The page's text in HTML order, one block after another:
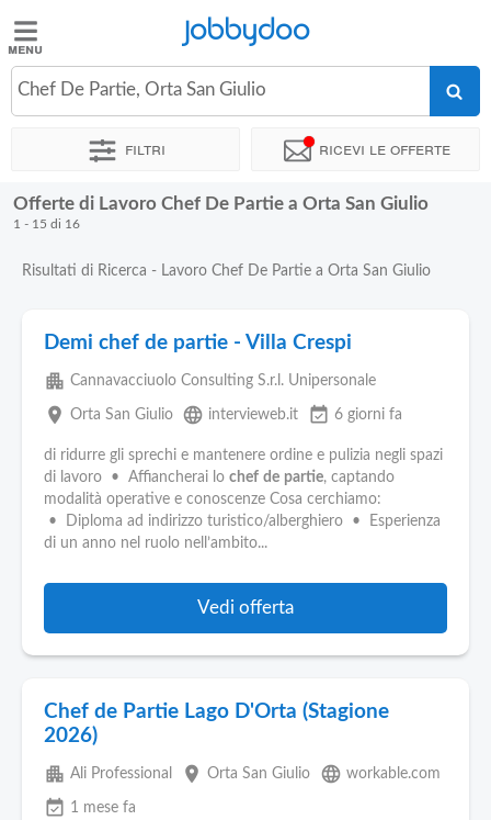
Jobbydoo
Offerte
Stipendi
Blog
Pubblica
Offerte
Area
Jobbydoo
Chef De Partie, Orta San Giulio
Filtri Ricevi le offerte
Offerte di Lavoro Chef De Partie a Orta San Giulio
1 - 15 di 16
Risultati di Ricerca - Lavoro Chef De Partie a Orta San Giulio
Demi chef de partie - Villa Crespi
apartment Cannavacciuolo Consulting S.r.l. Unipersonale
place Orta San Giulio language intervieweb.it event_available 6 giorni fa
di ridurre gli sprechi e mantenere ordine e pulizia negli spazi
di lavoro • Affiancherai lo chef de partie, captando
modalità operative e conoscenze Cosa cerchiamo:
• Diploma ad indirizzo turistico/alberghiero • Esperienza
di un anno nel ruolo nell’ambito...
Vedi offerta
Chef de Partie Lago D'Orta (Stagione
2026)
apartment Ali Professional place Orta San Giulio language workable.com
event_available 1 mese fa